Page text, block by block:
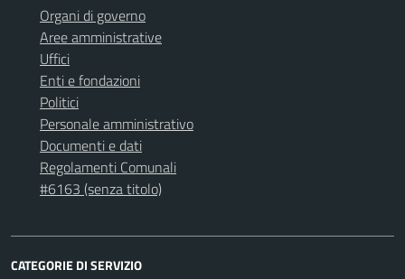
Organi di governo
Aree amministrative
Uffici
Enti e fondazioni
Politici
Personale amministrativo
Documenti e dati
Regolamenti Comunali
#6163 (senza titolo)
CATEGORIE DI SERVIZIO